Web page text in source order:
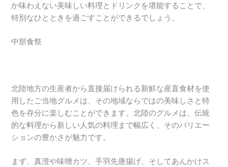
か味わえない美味しい料理とドリンクを堪能することで、
特別なひとときを過ごすことができるでしょう。
中部食祭
北陸地方の生産者から直接届けられる新鮮な産直食材を使
用したご当地グルメは、その地域ならではの美味しさと特
色を存分に楽しむことができます。北陸のグルメは、伝統
的な料理から新しい人気の料理まで幅広く、そのバリエー
ションの豊かさが魅力です。
まず、真澄や味噌カツ、手羽先唐揚げ、そしてあんかけス